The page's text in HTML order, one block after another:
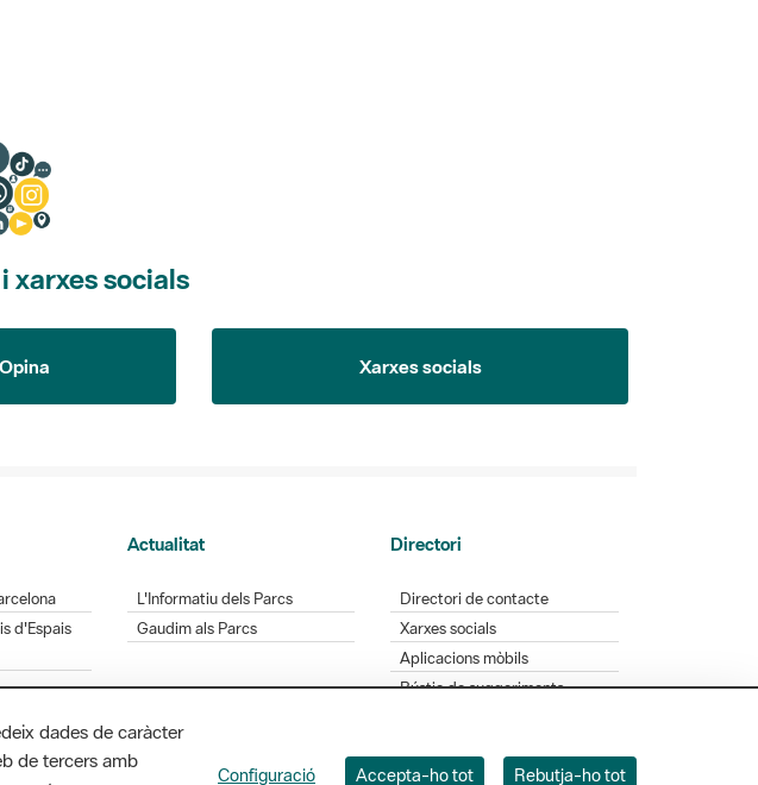
és de 0 estrelles de 5.
xarxes socials
Opina Xarxes socials
d'Espais
Actualitat
L'Informatiu dels Parcs
Gaudim als Parcs
Directori
Directori de contacte
Xarxes socials
Aplicacions mòbils
Bústia de suggeriments
dades de caràcter
de tercers amb
Configuració Accepta-ho tot Rebutja-ho tot